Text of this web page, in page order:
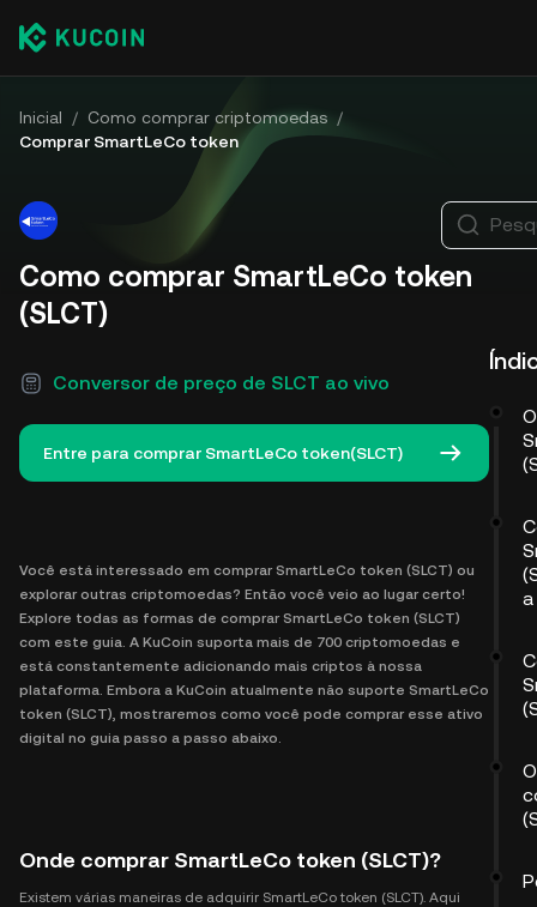
Inicial / Como comprar criptomoedas /
Comprar SmartLeCo token
Como comprar SmartLeCo token
(SLCT)
Conversor de preço de SLCT ao vivo
Entre para comprar SmartLeCo token(SLCT)
Você está interessado em comprar SmartLeCo token (SLCT) ou
explorar outras criptomoedas? Então você veio ao lugar certo!
Explore todas as formas de comprar SmartLeCo token (SLCT)
com este guia. A KuCoin suporta mais de 700 criptomoedas e
está constantemente adicionando mais criptos à nossa
plataforma. Embora a KuCoin atualmente não suporte SmartLeCo
token (SLCT), mostraremos como você pode comprar esse ativo
digital no guia passo a passo abaixo.
Onde comprar SmartLeCo token (SLCT)?
Existem várias maneiras de adquirir SmartLeCo token (SLCT). Aqui